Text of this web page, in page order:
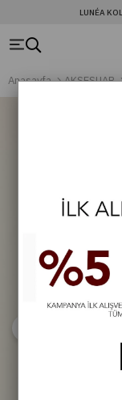
LUNÉA
Anasayfa AKSESUAR